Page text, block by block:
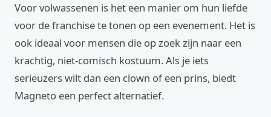
Voor volwassenen is het een manier om hun liefde
voor de franchise te tonen op een evenement. Het is
ook ideaal voor mensen die op zoek zijn naar een
krachtig, niet-comisch kostuum. Als je iets
serieuzers wilt dan een clown of een prins, biedt
Magneto een perfect alternatief.